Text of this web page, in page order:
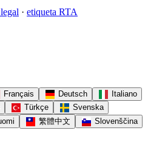
· etiqueta RTA
Français Deutsch
Italiano
Türkçe
Svenska
繁體中文
Slovenščina